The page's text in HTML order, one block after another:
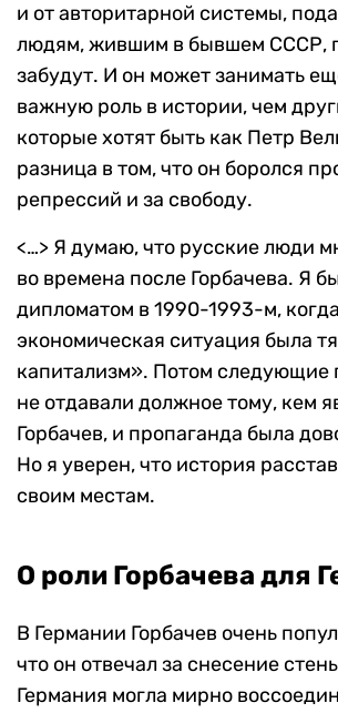
и от авторитарной системы,
людям, жившим в бывшем СССР,
забудут. И он может занимать
важную роль в истории, чем
которые хотят быть как Петр
разница в том, что он боролся
репрессий и за свободу.
<…> Я думаю, что русские люди
во времена после Горбачева. Я
дипломатом в 1990-1993-м, когда
экономическая ситуация была
капитализм». Потом следующие
не отдавали должное тому, кем
Горбачев, и пропаганда была
Но я уверен, что история
своим местам.
О роли Горбачева для
В Германии Горбачев очень
что он отвечал за снесение
Германия могла мирно